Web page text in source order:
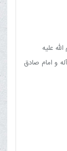
علیه
و امام صادق